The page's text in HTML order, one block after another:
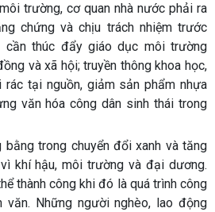
trường, cơ quan nhà nước phải ra
chứng và chịu trách nhiệm trước
cần thúc đẩy giáo dục môi trường
và xã hội; truyền thông khoa học,
rác tại nguồn, giảm sản phẩm nhựa
văn hóa công dân sinh thái trong
trong chuyển đổi xanh và tăng
khí hậu, môi trường và đại dương.
thành công khi đó là quá trình công
văn. Những người nghèo, lao động